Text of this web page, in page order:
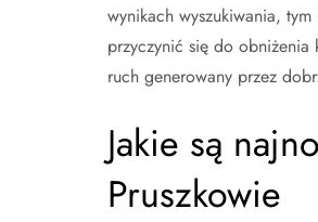
wynikach wyszukiwania,
przyczynić się do obniżenia
ruch generowany przez
Jakie są
Pruszkowie